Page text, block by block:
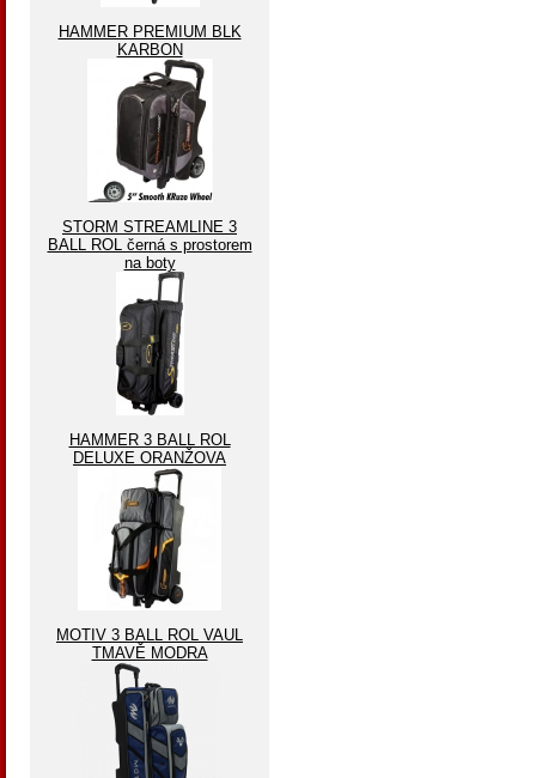
HAMMER PREMIUM BLK
KARBON
STORM STREAMLINE 3
BALL ROL černá s prostorem
na boty
HAMMER 3 BALL ROL
DELUXE ORANŽOVA
MOTIV 3 BALL ROL VAUL
TMAVĚ MODRA